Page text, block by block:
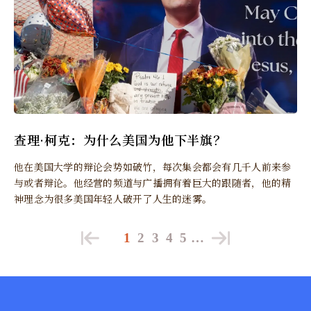
查理·柯克：为什么美国为他下半旗？
他在美国大学的辩论会势如破竹，每次集会都会有几千人前来参
与或者辩论。他经营的频道与广播拥有着巨大的跟随者，他的精
神理念为很多美国年轻人破开了人生的迷雾。
1 2 3 4 5 …